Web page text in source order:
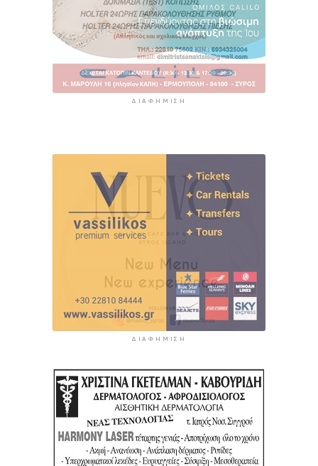
ΔΙΑΦΉΜΙΣΗ
ΔΙΑΦΉΜΙΣΗ